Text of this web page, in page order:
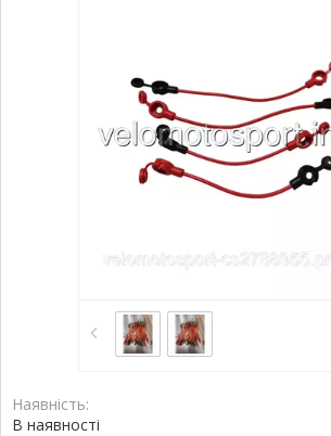
Наявність:
В наявності